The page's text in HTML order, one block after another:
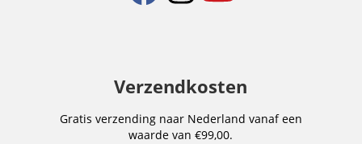
Verzendkosten
Gratis verzending naar Nederland vanaf een
waarde van €99,00.